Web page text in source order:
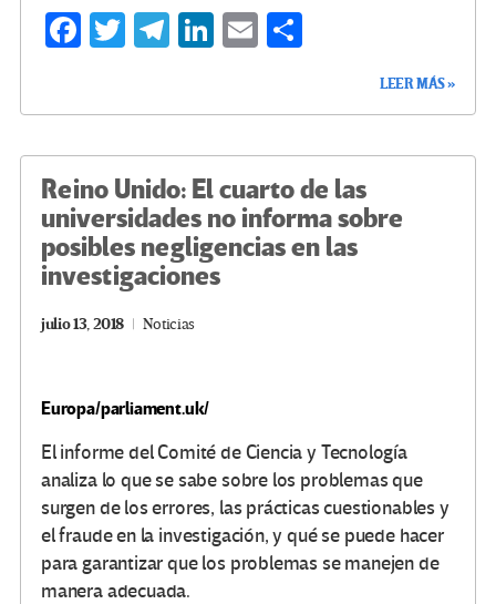
Fa
k
T
Te
m
Li
E
ar
tir
LEER MÁS »
Reino Unido: El cuarto de las
universidades no informa sobre
posibles negligencias en las
investigaciones
julio 13, 2018 Noticias
Europa/parliament.uk/
El informe del Comité de Ciencia y Tecnología
analiza lo que se sabe sobre los problemas que
surgen de los errores, las prácticas cuestionables y
el fraude en la investigación, y qué se puede hacer
para garantizar que los problemas se manejen de
manera adecuada.